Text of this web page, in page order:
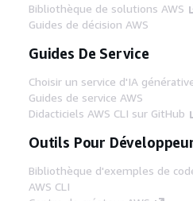
Bibliothèque de solutions AWS
Guides de décision AWS
Guides De Service
Choisir un service d'IA
Guides de service AWS
Didacticiels AWS CLI sur GitHub
Outils Pour
Bibliothèque d'exemples de
AWS CLI